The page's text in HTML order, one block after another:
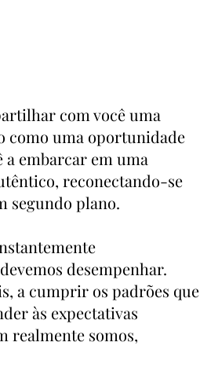
com você uma
como uma oportunidade
embarcar em uma
reconectando-se
segundo plano.
desempenhar.
a cumprir os padrões que
às expectativas
realmente somos,